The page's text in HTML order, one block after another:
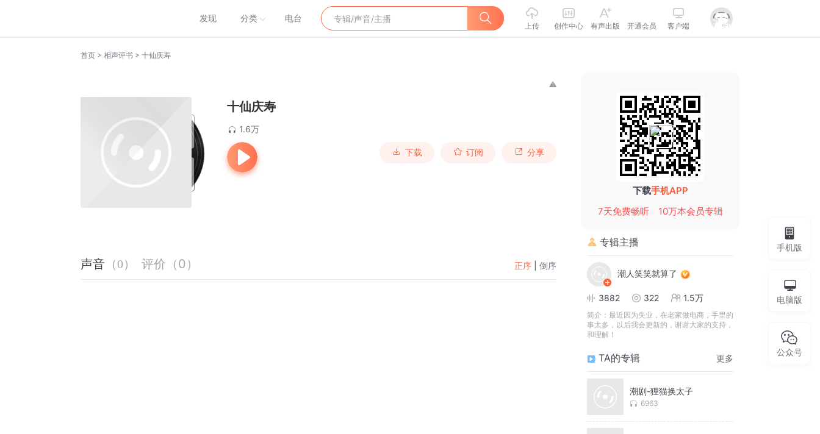
发现 分类 电台
上传 创作中心 有声出版 开通会员 客户端
首页 > 相声评书 > 十仙庆寿
十仙庆寿
1.6万
下载 订阅 分享
声音 （0） 评价 （0 ） 正序 倒序
下载手机APP
7天免费畅听
10万本会员专辑
专辑主播
潮人笑笑就算了
3882 322 1.5万
简介： 最近因为失业，在老家做电商，手里的
事太多，以后我会更新的，谢谢大家的支持，
和理解！
TA的专辑 更多
潮剧-狸猫换太子
6963
手机版
电脑版
公众号